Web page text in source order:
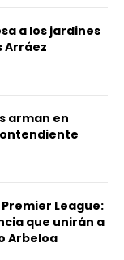
a los jardines
Arráez
arman en
League:
que unirán a
Arbeloa